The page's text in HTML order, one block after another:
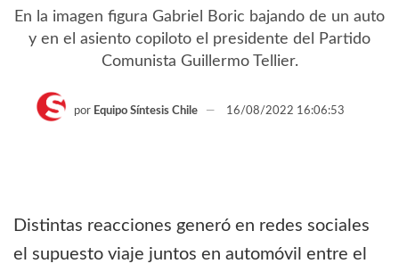
En la imagen figura Gabriel Boric bajando de un auto
y en el asiento copiloto el presidente del Partido
Comunista Guillermo Tellier.
por Equipo Síntesis Chile 16/08/2022 16:06:53
Distintas reacciones generó en redes sociales
el supuesto viaje juntos en automóvil entre el